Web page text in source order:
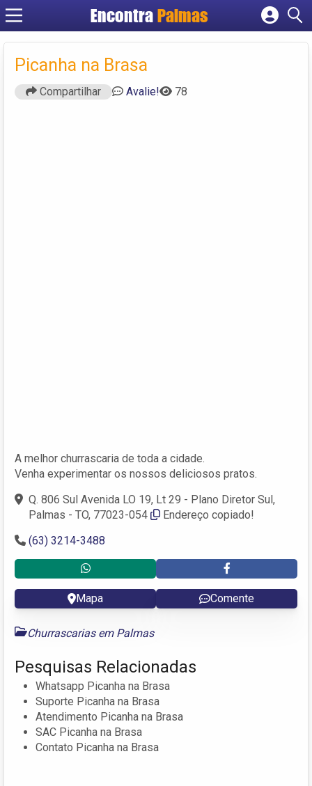
Encontra Palmas
Cadastrar empresa
Criar conta
Picanha na Brasa
Compartilhar Avalie! 78
A melhor churrascaria de toda a cidade.
Venha experimentar os nossos deliciosos pratos.
Q. 806 Sul Avenida LO 19, Lt 29 - Plano Diretor Sul,
Palmas - TO, 77023-054
Endereço copiado!
(63) 3214-3488
Mapa Comente
Churrascarias em Palmas
Pesquisas Relacionadas
Whatsapp Picanha na Brasa
Suporte Picanha na Brasa
Atendimento Picanha na Brasa
SAC Picanha na Brasa
Contato Picanha na Brasa